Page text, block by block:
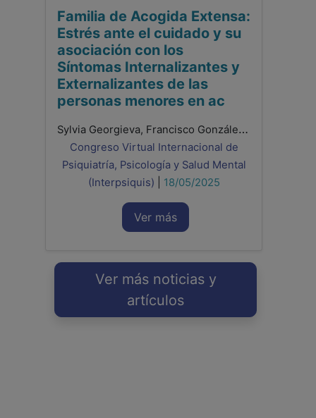
Familia de Acogida Extensa:
Estrés ante el cuidado y su
asociación con los
Síntomas Internalizantes y
Externalizantes de las
personas menores en ac
Sylvia Georgieva, Francisco González Sala, Laura Lacomba-Trejo
Congreso Virtual Internacional de
Psiquiatría, Psicología y Salud Mental
(Interpsiquis)
18/05/2025
Ver más
Ver más noticias y
artículos